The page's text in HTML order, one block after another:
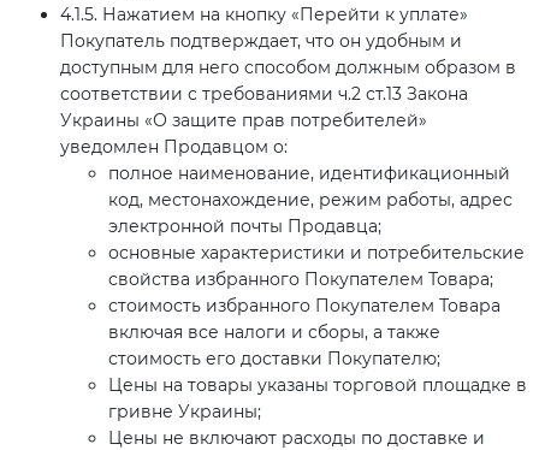
4.1.5. Нажатием на кнопку «Перейти к уплате»
Покупатель подтверждает, что он удобным и
доступным для него способом должным образом в
соответствии с требованиями ч.2 ст.13 Закона
Украины «О защите прав потребителей»
уведомлен Продавцом о:
полное наименование, идентификационный
код, местонахождение, режим работы, адрес
электронной почты Продавца;
основные характеристики и потребительские
свойства избранного Покупателем Товара;
стоимость избранного Покупателем Товара
включая все налоги и сборы, а также
стоимость его доставки Покупателю;
Цены на товары указаны торговой площадке в
гривне Украины;
Цены не включают расходы по доставке и